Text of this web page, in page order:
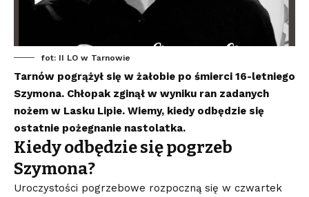
fot: II LO w Tarnowie
Tarnów pogrążył się w żałobie po śmierci 16-letniego
Szymona. Chłopak zginął w wyniku ran zadanych
nożem w Lasku Lipie. Wiemy, kiedy odbędzie się
ostatnie pożegnanie nastolatka.
Kiedy odbędzie się pogrzeb
Szymona?
Uroczystości pogrzebowe rozpoczną się w czwartek